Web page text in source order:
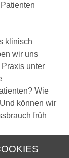
klinisch
wir uns
unter
Wie
können wir
früh
all den